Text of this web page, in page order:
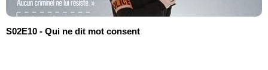
S02E10 - Qui ne dit mot consent